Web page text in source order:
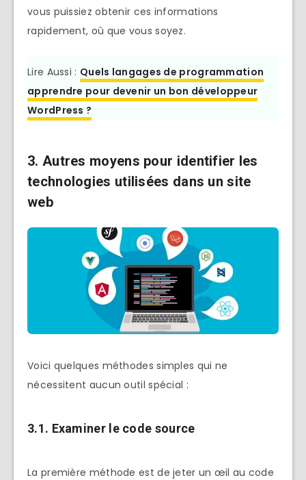
vous puissiez obtenir ces informations
rapidement, où que vous soyez.
Lire Aussi : Quels langages de programmation
apprendre pour devenir un bon développeur
WordPress ?
3. Autres moyens pour identifier les
technologies utilisées dans un site
web
Voici quelques méthodes simples qui ne
nécessitent aucun outil spécial :
3.1. Examiner le code source
La première méthode est de jeter un œil au code